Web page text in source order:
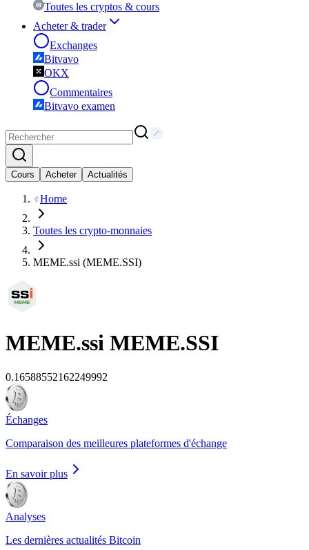
Toutes les cryptos & cours
Acheter & trader
Exchanges
Bitvavo
OKX
Commentaires
Bitvavo examen
Cours Acheter Actualités
Home
Toutes les crypto-monnaies
MEME.ssi (MEME.SSI)
MEME.ssi MEME.SSI
0.16588552162249992
Échanges
Comparaison des meilleures plateformes d'échange
En savoir plus
Analyses
Les dernières actualités Bitcoin